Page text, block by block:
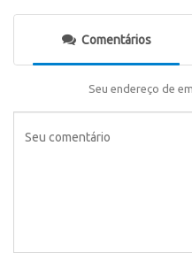
Comentários
Seu endereço de